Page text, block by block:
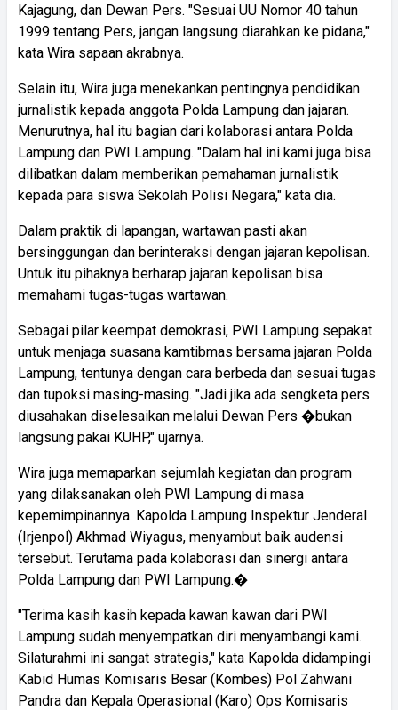
Kajagung, dan Dewan Pers. "Sesuai UU Nomor 40 tahun
1999 tentang Pers, jangan langsung diarahkan ke pidana,"
kata Wira sapaan akrabnya.
Selain itu, Wira juga menekankan pentingnya pendidikan
jurnalistik kepada anggota Polda Lampung dan jajaran.
Menurutnya, hal itu bagian dari kolaborasi antara Polda
Lampung dan PWI Lampung. "Dalam hal ini kami juga bisa
dilibatkan dalam memberikan pemahaman jurnalistik
kepada para siswa Sekolah Polisi Negara," kata dia.
Dalam praktik di lapangan, wartawan pasti akan
bersinggungan dan berinteraksi dengan jajaran kepolisan.
Untuk itu pihaknya berharap jajaran kepolisan bisa
memahami tugas-tugas wartawan.
Sebagai pilar keempat demokrasi, PWI Lampung sepakat
untuk menjaga suasana kamtibmas bersama jajaran Polda
Lampung, tentunya dengan cara berbeda dan sesuai tugas
dan tupoksi masing-masing. "Jadi jika ada sengketa pers
diusahakan diselesaikan melalui Dewan Pers �bukan
langsung pakai KUHP," ujarnya.
Wira juga memaparkan sejumlah kegiatan dan program
yang dilaksanakan oleh PWI Lampung di masa
kepemimpinannya. Kapolda Lampung Inspektur Jenderal
(Irjenpol) Akhmad Wiyagus, menyambut baik audensi
tersebut. Terutama pada kolaborasi dan sinergi antara
Polda Lampung dan PWI Lampung.�
"Terima kasih kasih kepada kawan kawan dari PWI
Lampung sudah menyempatkan diri menyambangi kami.
Silaturahmi ini sangat strategis," kata Kapolda didampingi
Kabid Humas Komisaris Besar (Kombes) Pol Zahwani
Pandra dan Kepala Operasional (Karo) Ops Komisaris